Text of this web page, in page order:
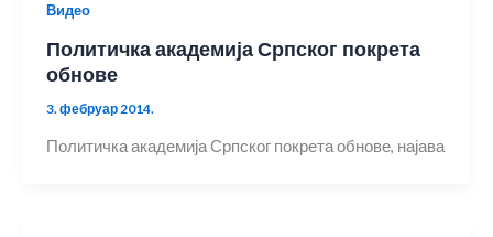
Видео
Политичка академија Српског покрета
обнове
3. фебруар 2014.
Политичка академија Српског покрета обнове, најава